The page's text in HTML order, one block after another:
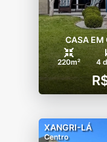
CASA EM
220m² 4
XANGRI-LÁ
Centro